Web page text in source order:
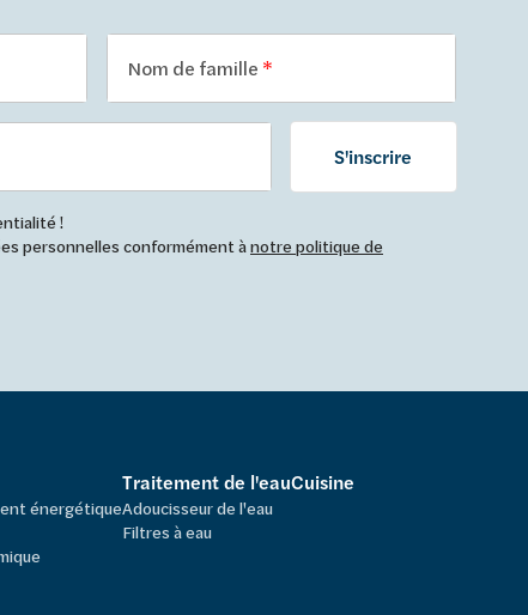
Nom de famille
S'inscrire
!
personnelles conformément ànotre politique de
énergétique
Traitement de l'eau
Adoucisseur de l'eau
Filtres à eau
Cuisine